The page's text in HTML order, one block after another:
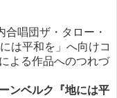
唱団ザ・タロー・
は平和を」へ向けコ
よる作品へのつれづ
ンベルク『地には平